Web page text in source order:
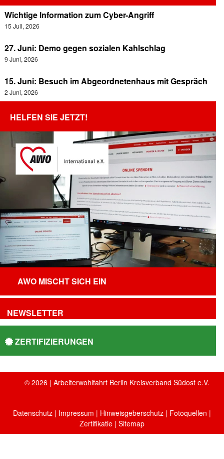
Wichtige Information zum Cyber-Angriff
15 Juli, 2026
27. Juni: Demo gegen sozialen Kahlschlag
9 Juni, 2026
15. Juni: Besuch im Abgeordnetenhaus mit Gespräch
2 Juni, 2026
HELFEN SIE JETZT!
AWO MISCHT SICH EIN
NEWSLETTER
ZERTIFIZIERUNGEN
© 2026 | Arbeiterwohlfahrt Berlin Kreisverband Südost e.V.
Datenschutz | Impressum | Hinweisgeberschutz | Fotoquellen |
Zertifikatie | Sitemap